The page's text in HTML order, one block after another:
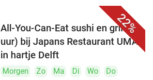
22%
All-You-Can-Eat sushi en grill (3
uur) bij Japans Restaurant UMAI
in hartje Delft
Morgen Zo Ma Di Wo
Do